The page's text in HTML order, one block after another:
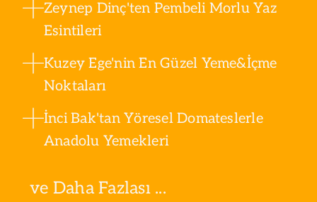
Zeynep Dinç'ten Pembeli Morlu Yaz
Esintileri
Kuzey Ege'nin En Güzel Yeme&İçme
Noktaları
İnci Bak'tan Yöresel Domateslerle
Anadolu Yemekleri
ve Daha Fazlası ...